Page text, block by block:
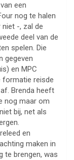
een
nog te halen
-, zal de
deel van de
spelen. Die
gegeven
en MPC
formatie reisde
Brenda heeft
nog maar om
bij, net als
en
maken in
te brengen, was